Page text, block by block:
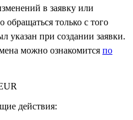
в заявку или
только с того
указан при создании заявки.
можно ознакомится по
действия: